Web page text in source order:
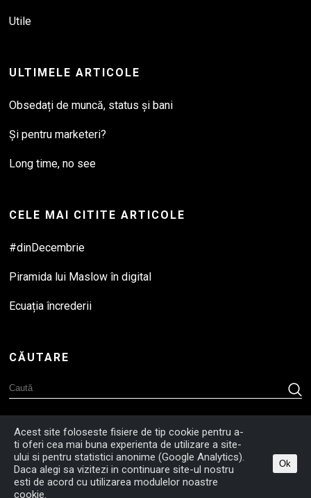
Utile
ULTIMELE ARTICOLE
Obsedați de muncă, status și bani
Și pentru marketeri?
Long time, no see
CELE MAI CITITE ARTICOLE
#dinDecembrie
Piramida lui Maslow în digital
Ecuația încrederii
CĂUTARE
Copyright © Content Works 2026
Acest site foloseste fisiere de tip cookie pentru a-
ti oferi cea mai buna experienta de utilizare a site-
ului si pentru statistici anonime (Google Analytics).
Daca alegi sa vizitezi in continuare site-ul nostru
esti de acord cu utilizarea modulelor noastre
cookie.
Ok